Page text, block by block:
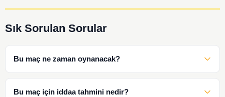
Sık Sorulan Sorular
Bu maç ne zaman oynanacak?
Bu maç için iddaa tahmini nedir?